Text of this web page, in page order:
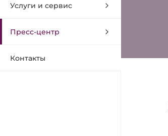
Услуги и сервис
Пресс-центр
Контакты